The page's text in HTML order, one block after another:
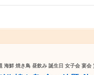
海鮮 焼き鳥 昼飲み 誕生日 女子会 宴会